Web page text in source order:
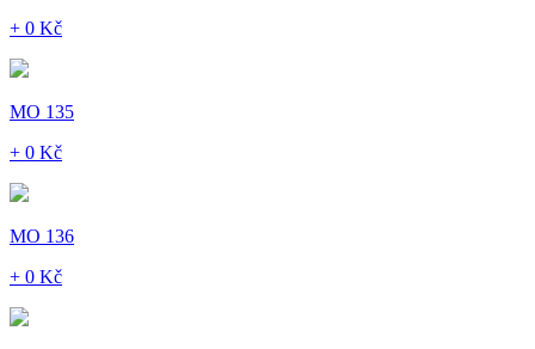
+ 0 Kč
MO 135
+ 0 Kč
MO 136
+ 0 Kč